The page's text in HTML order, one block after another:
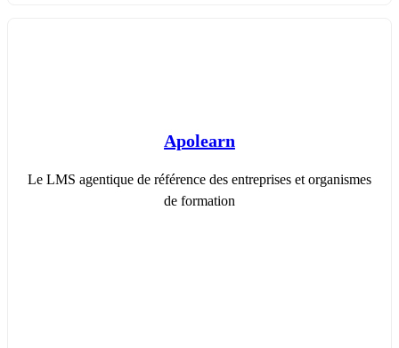
Apolearn
Le LMS agentique de référence des entreprises et organismes
de formation